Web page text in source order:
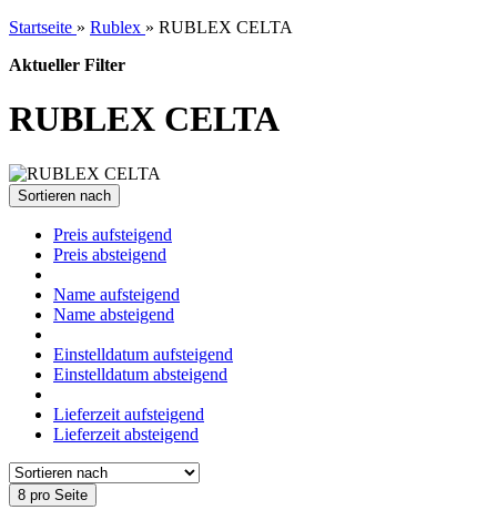
Startseite » Rublex » RUBLEX CELTA
Aktueller Filter
RUBLEX CELTA
Sortieren nach
Preis aufsteigend
Preis absteigend
Name aufsteigend
Name absteigend
Einstelldatum aufsteigend
Einstelldatum absteigend
Lieferzeit aufsteigend
Lieferzeit absteigend
8 pro Seite